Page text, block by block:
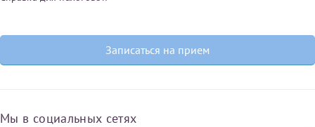
Записаться на прием
Мы в социальных сетях